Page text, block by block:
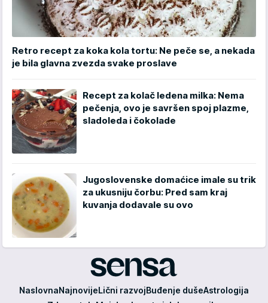
Retro recept za koka kola tortu: Ne peče se, a nekada
je bila glavna zvezda svake proslave
Recept za kolač ledena milka: Nema
pečenja, ovo je savršen spoj plazme,
sladoleda i čokolade
Jugoslovenske domaćice imale su trik
za ukusniju čorbu: Pred sam kraj
kuvanja dodavale su ovo
Sensa
NaslovnaNajnovijeLični razvojBuđenje dušeAstrologija